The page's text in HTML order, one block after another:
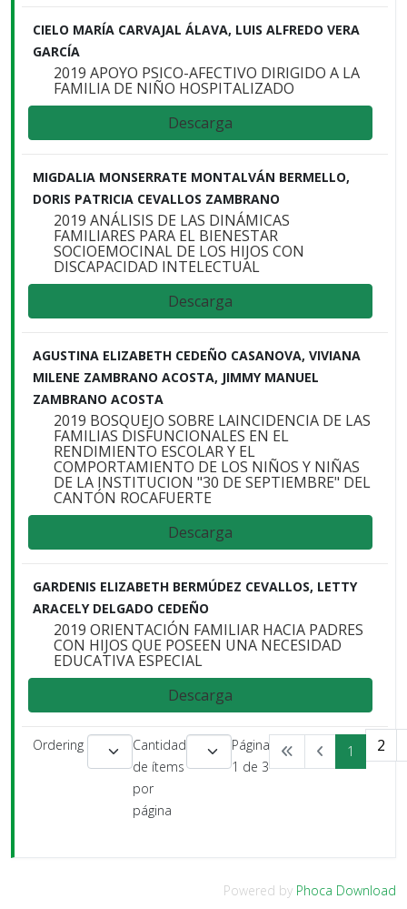
CIELO MARÍA CARVAJAL ÁLAVA, LUIS ALFREDO VERA
GARCÍA
2019 APOYO PSICO-AFECTIVO DIRIGIDO A LA
FAMILIA DE NIÑO HOSPITALIZADO
Descarga
MIGDALIA MONSERRATE MONTALVÁN BERMELLO,
DORIS PATRICIA CEVALLOS ZAMBRANO
2019 ANÁLISIS DE LAS DINÁMICAS
FAMILIARES PARA EL BIENESTAR
SOCIOEMOCINAL DE LOS HIJOS CON
DISCAPACIDAD INTELECTUAL
Descarga
AGUSTINA ELIZABETH CEDEÑO CASANOVA, VIVIANA
MILENE ZAMBRANO ACOSTA, JIMMY MANUEL
ZAMBRANO ACOSTA
2019 BOSQUEJO SOBRE LAINCIDENCIA DE LAS
FAMILIAS DISFUNCIONALES EN EL
RENDIMIENTO ESCOLAR Y EL
COMPORTAMIENTO DE LOS NIÑOS Y NIÑAS
DE LA INSTITUCION "30 DE SEPTIEMBRE" DEL
CANTÓN ROCAFUERTE
Descarga
GARDENIS ELIZABETH BERMÚDEZ CEVALLOS, LETTY
ARACELY DELGADO CEDEÑO
2019 ORIENTACIÓN FAMILIAR HACIA PADRES
CON HIJOS QUE POSEEN UNA NECESIDAD
EDUCATIVA ESPECIAL
Descarga
Ordering
Cantidad
de ítems
por
página
Página
1 de 3
1 2
Powered by Phoca Download